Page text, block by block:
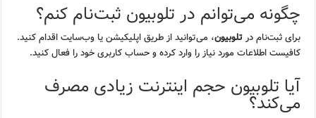
چگونه می‌توانم در تلوبیون ثبت‌نام کنم؟
برای ثبت‌نام درتلوبیون، می‌توانید از طریق اپلیکیشن یا وب‌سایت اقدام کنید.
کافیست اطلاعات مورد نیاز را وارد کرده و حساب کاربری خود را فعال کنید.
آیا تلوبیون حجم اینترنت زیادی مصرف
می‌کند؟